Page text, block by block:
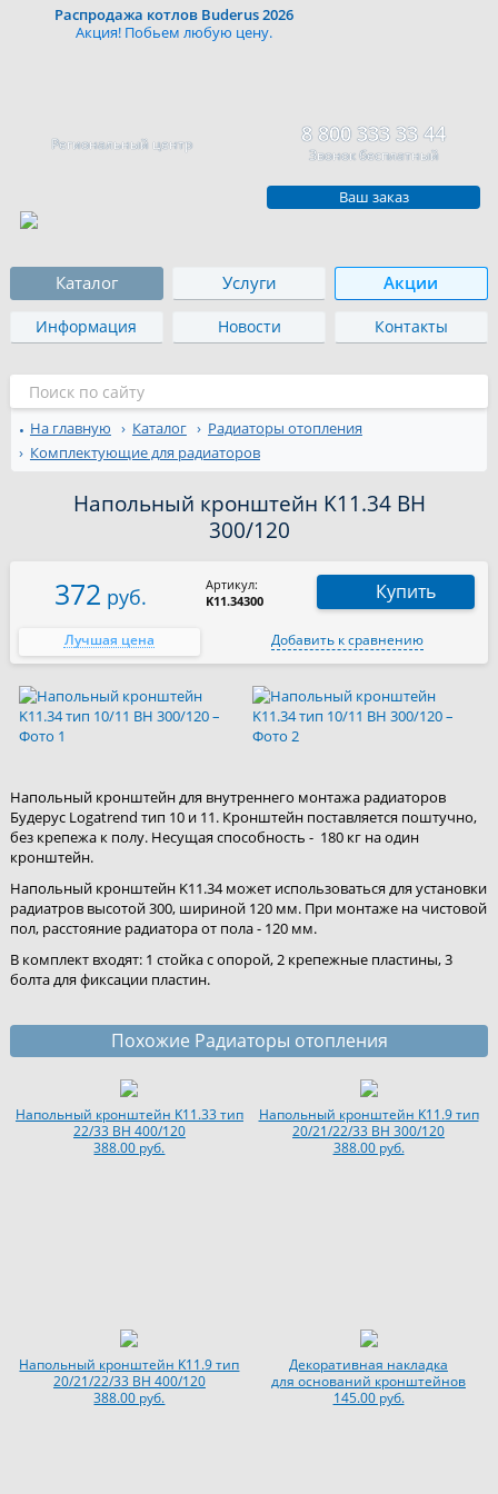
Распродажа котлов Buderus 2026
Акция! Побьем любую цену.
Региональный центр 8 800 333 33 44
Звонок бесплатный
Ваш заказ
Каталог Услуги Акции
Информация Новости Контакты
На главную Каталог
Радиаторы отопления
Комплектующие для радиаторов
Напольный кронштейн K11.34 BH
300/120
372 руб.
Артикул:
K11.34300
Купить
Лучшая цена Добавить к сравнению
Напольный кронштейн для внутреннего монтажа радиаторов
Будерус Logatrend тип 10 и 11. Кронштейн поставляется поштучно,
без крепежа к полу. Несущая способность - 180 кг на один
кронштейн.
Напольный кронштейн K11.34 может использоваться для установки
радиатров высотой 300, шириной 120 мм. При монтаже на чистовой
пол, расстояние радиатора от пола - 120 мм.
В комплект входят: 1 стойка с опорой, 2 крепежные пластины, 3
болта для фиксации пластин.
Похожие Радиаторы отопления
Напольный кронштейн K11.33 тип
22/33 BH 400/120
388.00 руб.
Напольный кронштейн K11.9 тип
20/21/22/33 BH 300/120
388.00 руб.
Напольный кронштейн K11.9 тип
20/21/22/33 BH 400/120
388.00 руб.
Декоративная накладка
для оснований кронштейнов
145.00 руб.